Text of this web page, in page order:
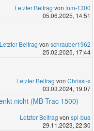
Letzter Beitrag von tom-1300
05.06.2025, 14:51
Letzter Beitrag von schrauber1962
25.02.2025, 17:44
Letzter Beitrag von Chrissi-x
03.03.2024, 19:07
nicht (MB-Trac 1500)
Letzter Beitrag von spl-bua
29.11.2023, 22:30